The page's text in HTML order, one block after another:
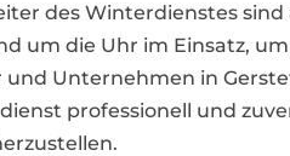
des Winterdienstes sind
um die Uhr im Einsatz,
und Unternehmen in
professionell und